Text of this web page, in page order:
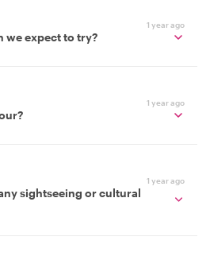
1 year ago
we expect to try?
1 year ago
1 year ago
sightseeing or cultural